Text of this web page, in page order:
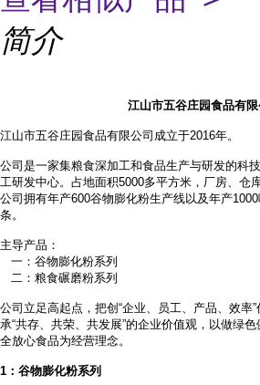
简介
江山市五谷庄园食品有限
江山市五谷庄园食品有限公司成立于2016年。
公司是一家集粮食深加工和食品生产与研发的科
工研发中心。占地面积5000多平方米，厂房、仓
公司拥有年产600谷物膨化粉生产线以及年产
条。
主导产品：
一：谷物膨化粉系列
二：粮食碾磨粉系列
公司立足高起点，把创 “企业、员工、产品、效率
承“共存、共荣、共发展”的企业价值观，以做绿
全放心食品为经营理念。
1 ：谷物膨化粉系列